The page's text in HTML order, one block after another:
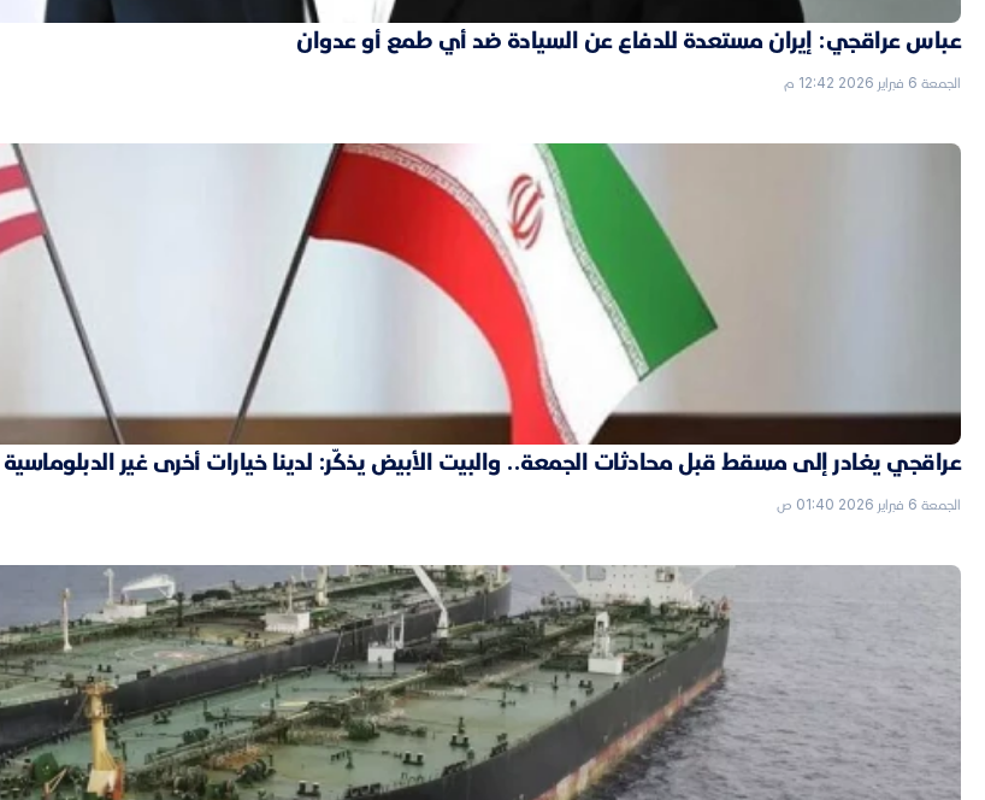
عباس عراقجي: إيران مستعدة للدفاع عن السيادة ضد أي طمع أو عدوان
الجمعة 6 فبراير 2026 12:42 م
عراقجي يغادر إلى مسقط قبل محادثات الجمعة.. والبيت الأبيض يذكّر: لدينا خيارات أخرى غير الدبلوماسية
الجمعة 6 فبراير 2026 01:40 ص